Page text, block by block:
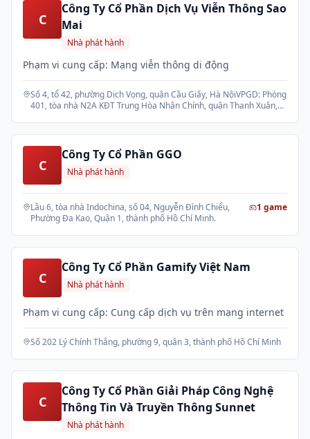
C
Công Ty Cổ Phần Dịch Vụ Viễn Thông Sao
Mai
Nhà phát hành
Phạm vi cung cấp: Mạng viễn thông di động
Số 4, tổ 42, phường Dịch Vọng, quận Cầu Giấy, Hà NộiVPGD: Phòng
401, tòa nhà N2A KĐT Trung Hòa Nhân Chính, quận Thanh Xuân,
C
Công Ty Cổ Phần GGO
Nhà phát hành
Lầu 6, tòa nhà Indochina, số 04, Nguyễn Đình Chiểu,
Phường Đa Kao, Quận 1, thành phố Hồ Chí Minh.
1 game
C
Công Ty Cổ Phần Gamify Việt Nam
Nhà phát hành
Phạm vi cung cấp: Cung cấp dịch vụ trên mạng internet
Số 202 Lý Chính Thắng, phường 9, quận 3, thành phố Hồ Chí Minh
C
Công Ty Cổ Phần Giải Pháp Công Nghệ
Thông Tin Và Truyền Thông Sunnet
Nhà phát hành